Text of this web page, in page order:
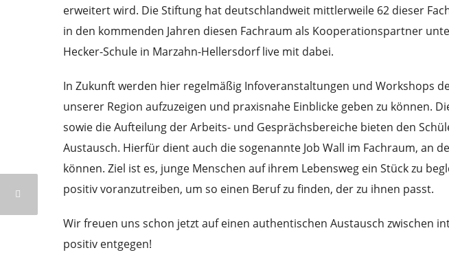
erweitert wird. Die Stiftung hat deutschlandweit mittlerweile 62 dieser
in den kommenden Jahren diesen Fachraum als Kooperationspartner
Hecker-Schule in Marzahn-Hellersdorf live mit dabei.
In Zukunft werden hier regelmäßig Infoveranstaltungen und Workshops
unserer Region aufzuzeigen und praxisnahe Einblicke geben zu können.
sowie die Aufteilung der Arbeits- und Gesprächsbereiche bieten den
Austausch. Hierfür dient auch die sogenannte Job Wall im Fachraum,
können. Ziel ist es, junge Menschen auf ihrem Lebensweg ein Stück zu
positiv voranzutreiben, um so einen Beruf zu finden, der zu ihnen passt.
Wir freuen uns schon jetzt auf einen authentischen Austausch zwischen
positiv entgegen!